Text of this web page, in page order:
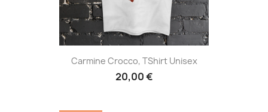
Carmine Crocco, TShirt Unisex
20,00 €